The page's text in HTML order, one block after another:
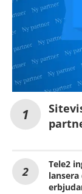
Tele2